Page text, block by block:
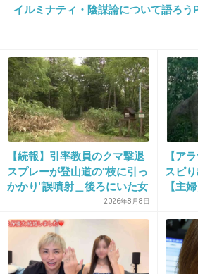
>>4
こんなのあるんだ
かかとの保湿もできそう
1件の返信
スニーカーはね。パンプス
イルミナティ・陰謀論について語ろ
【続報】引率教員のクマ撃退
スプレーが登山道の"枝に引っ
かかり"誤噴射＿後ろにいた女
子高校生の顔を直撃＿急なヒ
グマ出没に備え「安全装置」
外した状態で腰に装着＿女子
高校生はトムラウシ山からヘ
リ搬送され手当
2026年8月8日
【ア
スピ
【主婦